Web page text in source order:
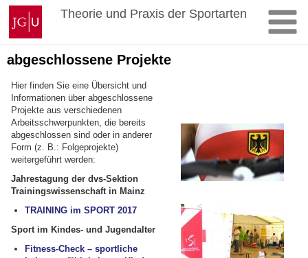
Zum
Inhalt
springen
Johannes
Gutenberg-
Universität
Mainz
Theorie und Praxis der Sportarten
abgeschlossene Projekte
Hier finden Sie eine Übersicht und
Informationen über abgeschlossene
Projekte aus verschiedenen
Arbeitsschwerpunkten, die bereits
abgeschlossen sind oder in anderer
Form (z. B.: Folgeprojekte)
weitergeführt werden:
Jahrestagung der dvs-Sektion
Trainingswissenschaft in Mainz
TRAINING im SPORT 2017
Sport im Kindes- und Jugendalter
Fitness-Check – sportliche